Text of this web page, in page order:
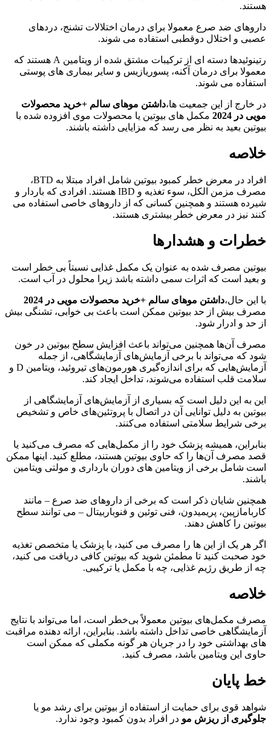
هستند.
داروهای ضد صرع معمولا برای درمان اختلالات تشنج، دردهای
عصبی و اختلال دوقطبی استفاده می شوند.
رتینوئیدها دسته ای از ترکیبات مشتق شده از ویتامین A هستند که
معمولا برای درمان آکنه، پسوریازیس و سایر بیماری های پوستی
استفاده می شوند.
در خارج از این جمعیت ها،داشتن موهای سالم +خرید محصولات
مویی در 2024
مکمل های بیوتین یا محصولات موی افزوده شده با
بیوتین بعید به نظر می رسد که مزایایی داشته باشند.
خلاصه
افراد در معرض خطر کمبود بیوتین شامل افراد مبتلا به BTD،
مصرف مزمن الکل، سوء تغذیه و IBD هستند. افرادی که باردار و
شیرده هستند و همچنین کسانی که از داروهای خاصی استفاده می
کنند نیز در معرض خطر بیشتری هستند.
خطرات و هشدارها
بیوتین مصرف شده به عنوان یک مکمل غذایی نسبتاً بی خطر است
و بعید است که اثرات سمی داشته باشد زیرا محلول در آب است.
با این حال،داشتن موهای سالم +خرید محصولات مویی در 2024
مصرف بیش از حد بیوتین ممکن است باعث بی خوابی، تشنگی بیش
از حد و ادرار شود.
مصرف آن‌ها همچنین می‌تواند باعث افزایش سطح بیوتین در خون
شود که می‌تواند با برخی آزمایش‌های آزمایشگاهی، از جمله
آزمایش‌هایی که برای اندازه‌گیری هورمون‌های تیروئید، ویتامین D و
سلامت قلب استفاده می‌شوند، تداخل ایجاد کند.
این به این دلیل است که بسیاری از آزمایش‌های آزمایشگاهی از
بیوتین به دلیل توانایی آن در اتصال با پروتئین‌های خاص و تشخیص
برخی شرایط سلامتی استفاده می‌کنند.
بنابراین، همیشه پزشک خود را از مکمل‌هایی که مصرف می‌کنید یا
قصد مصرف آن‌ها را که حاوی بیوتین هستند، مطلع کنید. اینها ممکن
است شامل برخی از ویتامین های دوران بارداری و مولتی ویتامین
باشند.
همچنین شایان ذکر است که برخی از داروهای ضد صرع – مانند
کاربامازپین، پریمیدون، فنی توئین و فنوباربیتال – می توانند سطح
بیوتین را کاهش دهند.
اگر هر یک از این ها را مصرف می کنید، با پزشک یا متخصص تغذیه
خود صحبت کنید تا مطمئن شوید که بیوتین کافی دریافت می کنید،
چه از طریق رژیم غذایی، چه با مکمل یا ترکیبی.
خلاصه
مصرف مکمل‌های بیوتین معمولاً بی‌خطر است، اما می‌تواند با نتایج
آزمایشگاهی خاصی تداخل داشته باشد. بنابراین، ارائه دهنده مراقبت
های بهداشتی خود را در جریان هر گونه مکملی که ممکن است
حاوی این ویتامین باشد، مصرف کنید.
خط پایان
شواهد قوی برای حمایت از استفاده از بیوتین برای رشد مو یا
جلوگیری از ریزش مو در افراد بدون کمبود وجود ندارد.